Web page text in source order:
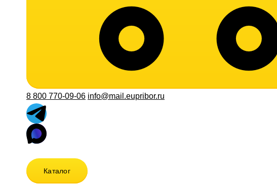
8 800 770-09-06 info@mail.eupribor.ru
Каталог